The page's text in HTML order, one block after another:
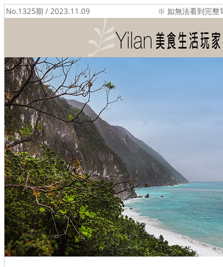
No.1325期 / 2023.11.09 ※ 如無法看到完整